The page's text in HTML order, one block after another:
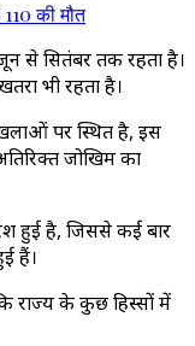
की मौत
से सितंबर तक रहता है।
भी रहता है।
पर स्थित है, इस
जोखिम का
हुई है, जिससे कई बार
हैं।
राज्य के कुछ हिस्सों में